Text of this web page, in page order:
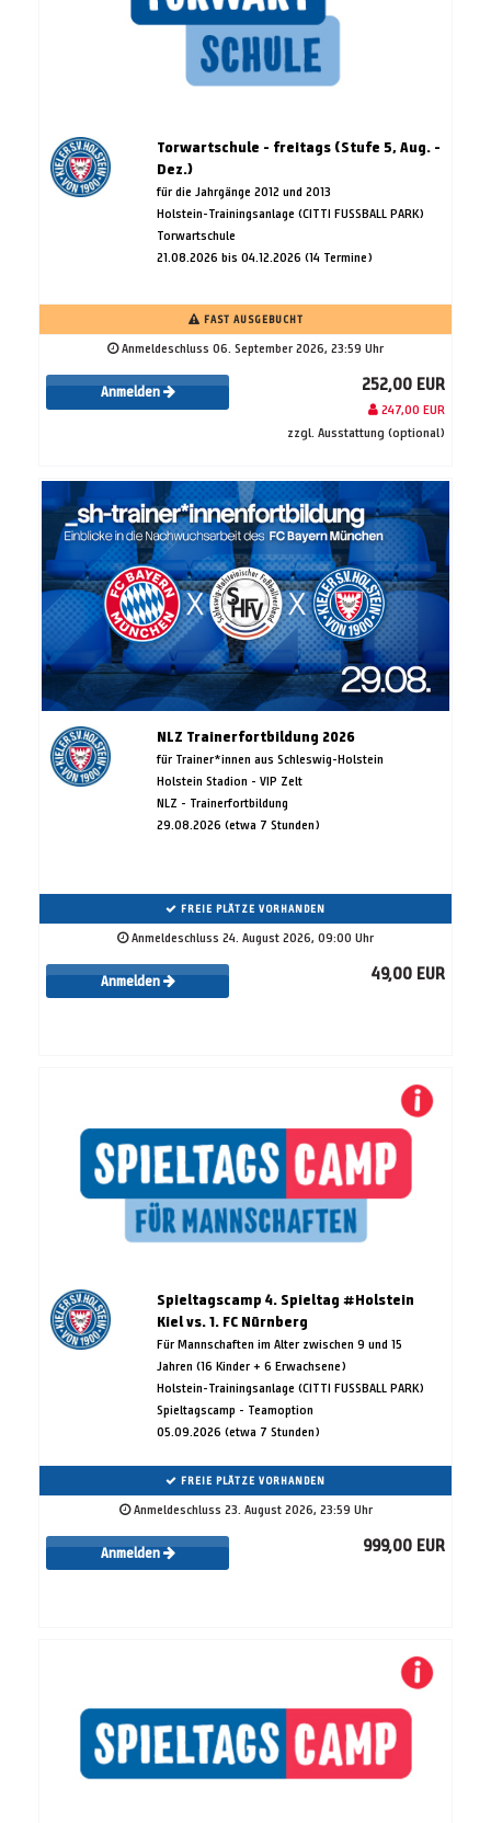
Torwartschule - freitags (Stufe 5, Aug. -
Dez.)
für die Jahrgänge 2012 und 2013
Holstein-Trainingsanlage (CITTI FUSSBALL PARK)
Torwartschule
21.08.2026 bis 04.12.2026 (14 Termine)
FAST AUSGEBUCHT
Anmeldeschluss 06. September 2026, 23:59 Uhr
Anmelden 252,00 EUR
247,00 EUR
zzgl. Ausstattung (optional)
NLZ Trainerfortbildung 2026
für Trainer*innen aus Schleswig-Holstein
Holstein Stadion - VIP Zelt
NLZ - Trainerfortbildung
29.08.2026 (etwa 7 Stunden)
FREIE PLÄTZE VORHANDEN
Anmeldeschluss 24. August 2026, 09:00 Uhr
Anmelden 49,00 EUR
Spieltagscamp 4. Spieltag #Holstein
Kiel vs. 1. FC Nürnberg
Für Mannschaften im Alter zwischen 9 und 15
Jahren (16 Kinder + 6 Erwachsene)
Holstein-Trainingsanlage (CITTI FUSSBALL PARK)
Spieltagscamp - Teamoption
05.09.2026 (etwa 7 Stunden)
FREIE PLÄTZE VORHANDEN
Anmeldeschluss 23. August 2026, 23:59 Uhr
Anmelden 999,00 EUR